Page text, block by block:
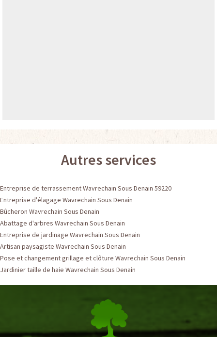
Autres services
Entreprise de terrassement Wavrechain Sous Denain 59220
Entreprise d'élagage Wavrechain Sous Denain
Bûcheron Wavrechain Sous Denain
Abattage d'arbres Wavrechain Sous Denain
Entreprise de jardinage Wavrechain Sous Denain
Artisan paysagiste Wavrechain Sous Denain
Pose et changement grillage et clôture Wavrechain Sous Denain
Jardinier taille de haie Wavrechain Sous Denain